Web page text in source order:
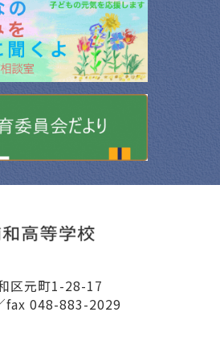
区元町1-28-17
048-883-2029